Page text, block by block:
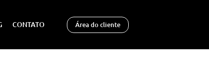
CONTATO Área do cliente